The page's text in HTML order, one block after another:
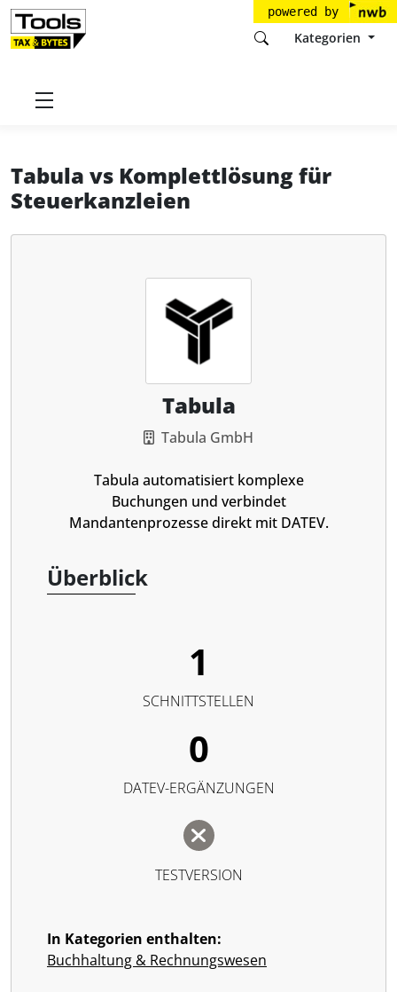
powered by
Kategorien
Startseite
Tabula vs Komplettlösung für
Steuerkanzleien
Tabula
Tabula GmbH
Tabula automatisiert komplexe
Buchungen und verbindet
Mandantenprozesse direkt mit DATEV.
Überblick
1
SCHNITTSTELLEN
0
DATEV-ERGÄNZUNGEN
TESTVERSION
In Kategorien enthalten:
Buchhaltung & Rechnungswesen